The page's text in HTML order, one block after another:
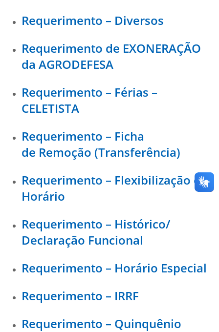
Requerimento – Diversos
Requerimento de EXONERAÇÃO
da AGRODEFESA
Requerimento – Férias –
CELETISTA
Requerimento – Ficha
de Remoção (Transferência)
Requerimento – Flexibilização de
Horário
Requerimento – Histórico/
Declaração Funcional
Requerimento – Horário Especial
Requerimento – IRRF
Requerimento – Quinquênio